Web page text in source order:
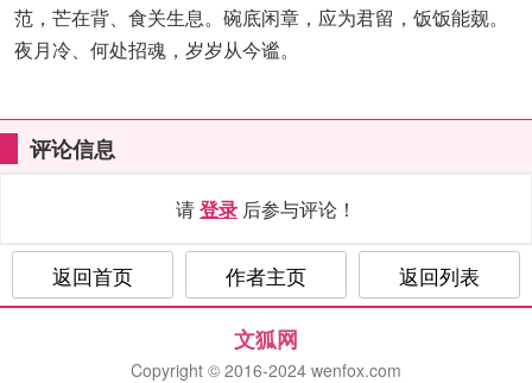
范，芒在背、食关生息。碗底闲章，应为君留，饭饭能觌。
夜月冷、何处招魂，岁岁从今谧。
评论信息
请登录 后参与评论！
返回首页 作者主页 返回列表
文狐网
Copyright © 2016-2024 wenfox.com